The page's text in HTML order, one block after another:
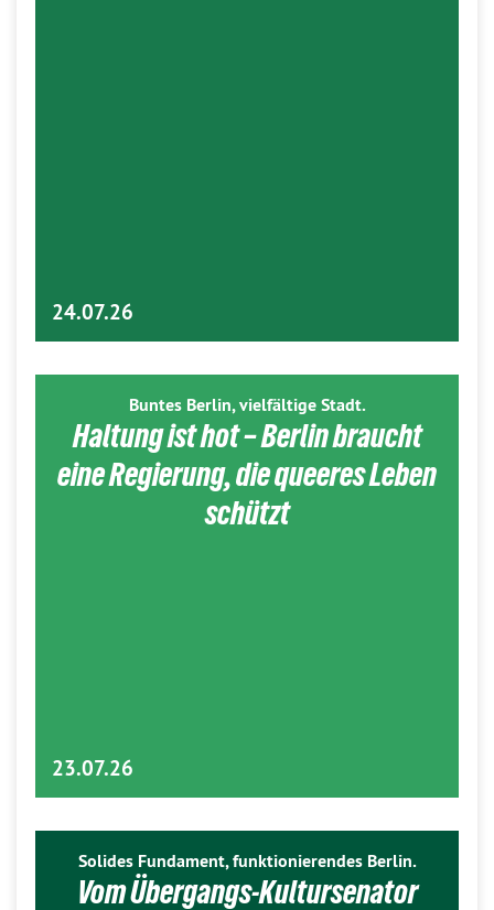
24.07.26
Buntes Berlin, vielfältige Stadt.
Haltung ist hot – Berlin braucht
eine Regierung, die queeres Leben
schützt
23.07.26
Solides Fundament, funktionierendes Berlin.
Vom Übergangs-Kultursenator